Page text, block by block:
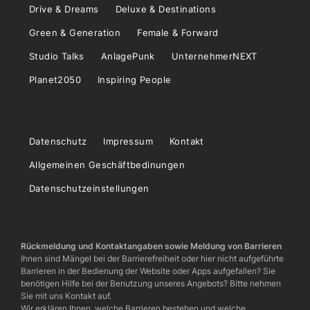
Drive & Dreams Deluxe & Destinations
Green & Generation Female & Forward
Studio Talks AnlagePunk UnternehmerNEXT
Planet2050 Inspiring People
Datenschutz Impressum Kontakt
Allgemeinen Geschäftbedinungen
Datenschutzeinstellungen
Rückmeldung und Kontaktangaben sowie Meldung von Barrieren
Ihnen sind Mängel bei der Barrierefreiheit oder hier nicht aufgeführte
Barrieren in der Bedienung der Website oder Apps aufgefallen? Sie
benötigen Hilfe bei der Benutzung unseres Angebots? Bitte nehmen
Sie mit uns Kontakt auf.